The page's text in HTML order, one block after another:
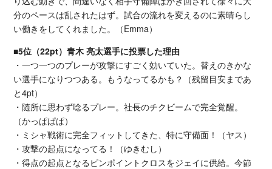
分のペースは乱されたはず。試合の流れを変えるのに素晴らし
い働きをしてくれました。（Emma）
■5位（22pt）青木 亮太選手に投票した理由
・一つ一つのプレーが攻撃にすごく効いていた。替えのきかな
い選手になりつつある。もうなってるかも？（残留目安まであ
と4pt）
・随所に思わず唸るプレー。社長のチクビームで完全覚醒。
（かっぱぱぱ）
・ミシャ戦術に完全フィットしてきた、特に守備面！（ヤス）
・攻撃の起点になってる！（ゆきむし）
・得点の起点となるピンポイントクロスをジェイに供給。今節